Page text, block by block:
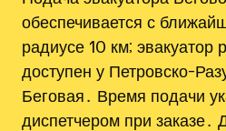
обеспечивается с
радиусе 10 км; эвакуатор
доступен у Петровско-
Беговая․ Время подачи
диспетчером при заказе․